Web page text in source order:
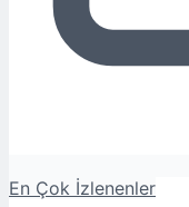
En Çok İzlenenler